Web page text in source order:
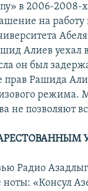
в 2006-2008-
на
Алиев уехал
он был
прав Рашида
режима.
не позволяют
Радио
«Консул